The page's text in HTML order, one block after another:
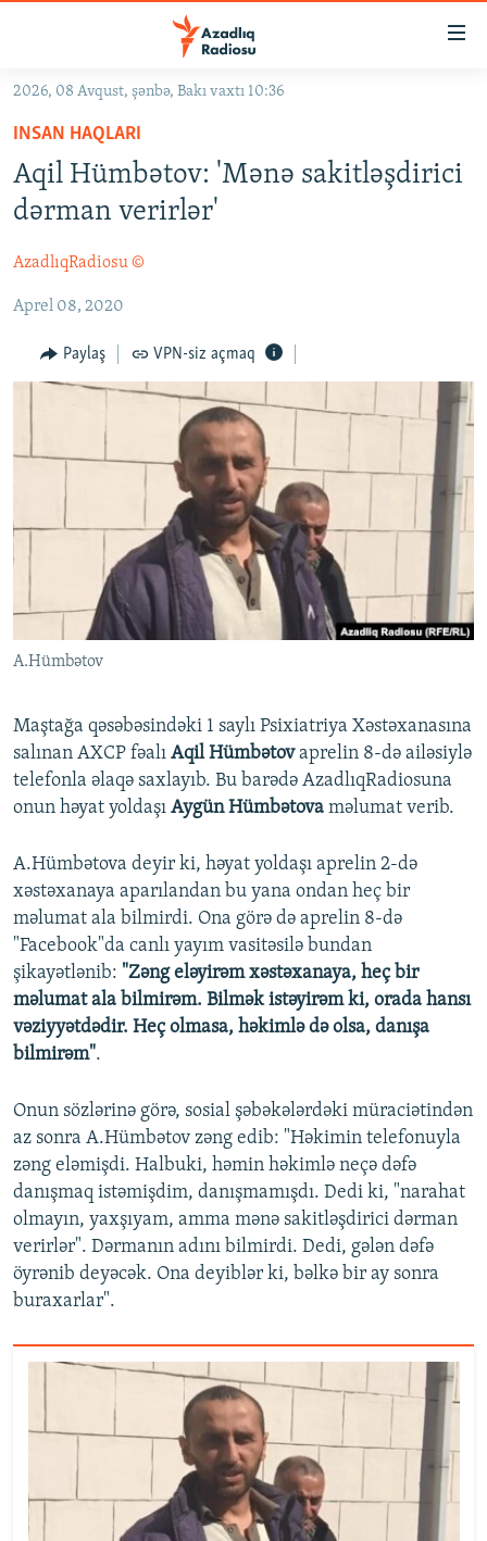
Əsas
qayıt
Əsas
naviqasiyaya
qayıt
Axtarışa
#İZAHLA
KORRUPSIOMETR
FƏRQƏ BAX
QANUNI DOĞRU
ARAŞDIRMA
MULTIMEDIA
FOTOQALEREYA
RADIO ARXIV
AZƏRBAYCAN ƏDƏBIYYATI KITABXANASI
İSLAM VƏ DEMOKRATIYA
İZ - MƏDƏNIYYƏT PROQRAMI
HAQQIMIZDA
PEŞƏ ETIKASI VƏ JURNALISTIKA STANDARTLARIMIZ
MATERIALLARIMIZDAN ISTIFADƏ
AZADLIQRADIOSU MOBIL TELEFONUNUZDA
BIZIMLƏ ƏLAQƏ
BIZI IZLƏ
RFE/RL-in bütün saytları
2026, 08 Avqust, şənbə, Bakı vaxtı 10:36
INSAN HAQLARI
Aqil Hümbətov: 'Mənə sakitləşdirici
dərman verirlər'
AzadlıqRadiosu ©
Aprel 08, 2020
Paylaş VPN-siz açmaq
A.Hümbətov
Maştağa qəsəbəsindəki 1 saylı Psixiatriya Xəstəxanasına
salınan AXCP fəalı Aqil Hümbətovaprelin 8-də ailəsiylə
telefonla əlaqə saxlayıb. Bu barədə AzadlıqRadiosuna
onun həyat yoldaşı Aygün Hümbətova məlumat verib.
A.Hümbətova deyir ki, həyat yoldaşı aprelin 2-də
xəstəxanaya aparılandan bu yana ondan heç bir
məlumat ala bilmirdi. Ona görə də aprelin 8-də
"Facebook"da canlı yayım vasitəsilə bundan
şikayətlənib: "Zəng eləyirəm xəstəxanaya, heç bir
məlumat ala bilmirəm. Bilmək istəyirəm ki, orada hansı
vəziyyətdədir. Heç olmasa, həkimlə də olsa, danışa
bilmirəm".
Onun sözlərinə görə, sosial şəbəkələrdəki müraciətindən
az sonra A.Hümbətov zəng edib: "Həkimin telefonuyla
zəng eləmişdi. Halbuki, həmin həkimlə neçə dəfə
danışmaq istəmişdim, danışmamışdı. Dedi ki, "narahat
olmayın, yaxşıyam, amma mənə sakitləşdirici dərman
verirlər". Dərmanın adını bilmirdi. Dedi, gələn dəfə
öyrənib deyəcək. Ona deyiblər ki, bəlkə bir ay sonra
buraxarlar".